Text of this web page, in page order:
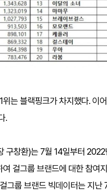
는 블랙핑크가 차지했다.
.
구창환)는 7월 14일부터
걸그룹 브랜드에 대한 참여
그룹 브랜드 빅데이터는 지